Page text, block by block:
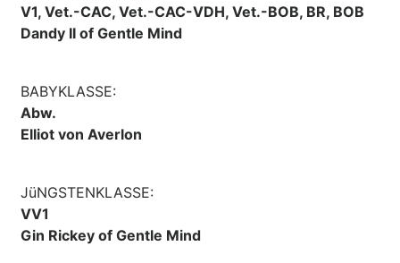
V1, Vet.-CAC, Vet.-CAC-VDH, Vet.-BOB, BR, BOB
Dandy II of Gentle Mind
BABYKLASSE:
Abw.
Elliot von Averlon
JüNGSTENKLASSE:
VV1
Gin Rickey of Gentle Mind